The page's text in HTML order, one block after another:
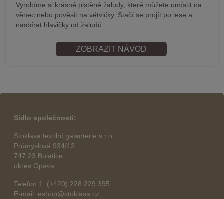
Vyrobíme si krásné plstěné žaludy, které můžete umístit na
věnec nebo pověsit na větvičky. Stačí se projít po lese a
nasbírat hlavičky od žaludů.
ZOBRAZIT NÁVOD
Sídlo společnosti:
Stoklasa textilní galanterie s.r.o.
Průmyslová 934/13
747 23 Bolatice
okres Opava
Telefon 1: (+420) 228 229 395
E-mail: eshop@stoklasa.cz